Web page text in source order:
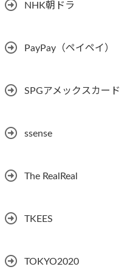
NHK朝ドラ
PayPay（ペイペイ）
SPGアメックスカード
ssense
The RealReal
TKEES
TOKYO2020